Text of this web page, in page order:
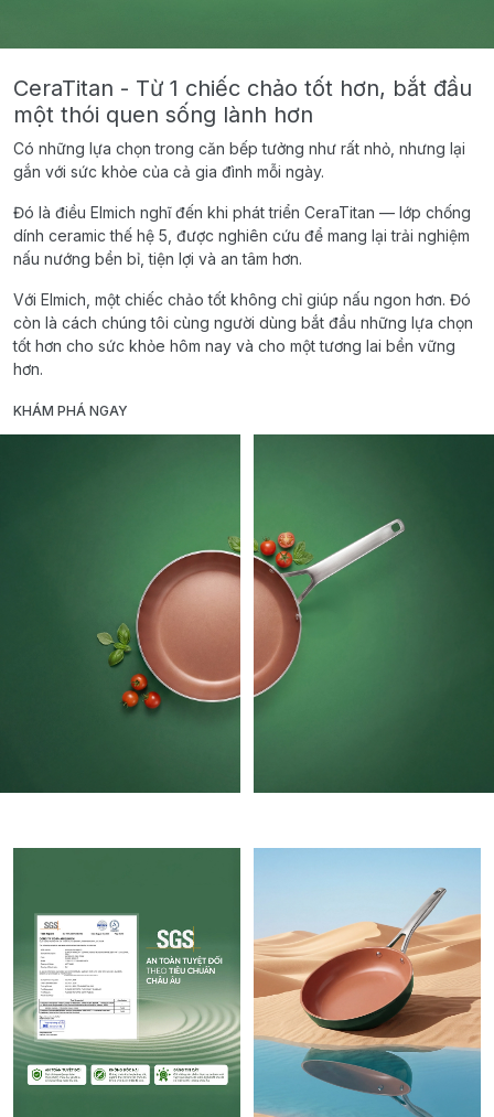
CeraTitan - Từ 1 chiếc chảo tốt hơn, bắt đầu
một thói quen sống lành hơn
Có những lựa chọn trong căn bếp tưởng như rất nhỏ, nhưng lại
gắn với sức khỏe của cả gia đình mỗi ngày.
Đó là điều Elmich nghĩ đến khi phát triển CeraTitan — lớp chống
dính ceramic thế hệ 5, được nghiên cứu để mang lại trải nghiệm
nấu nướng bền bỉ, tiện lợi và an tâm hơn.
Với Elmich, một chiếc chảo tốt không chỉ giúp nấu ngon hơn. Đó
còn là cách chúng tôi cùng người dùng bắt đầu những lựa chọn
tốt hơn cho sức khỏe hôm nay và cho một tương lai bền vững
hơn.
KHÁM PHÁ NGAY